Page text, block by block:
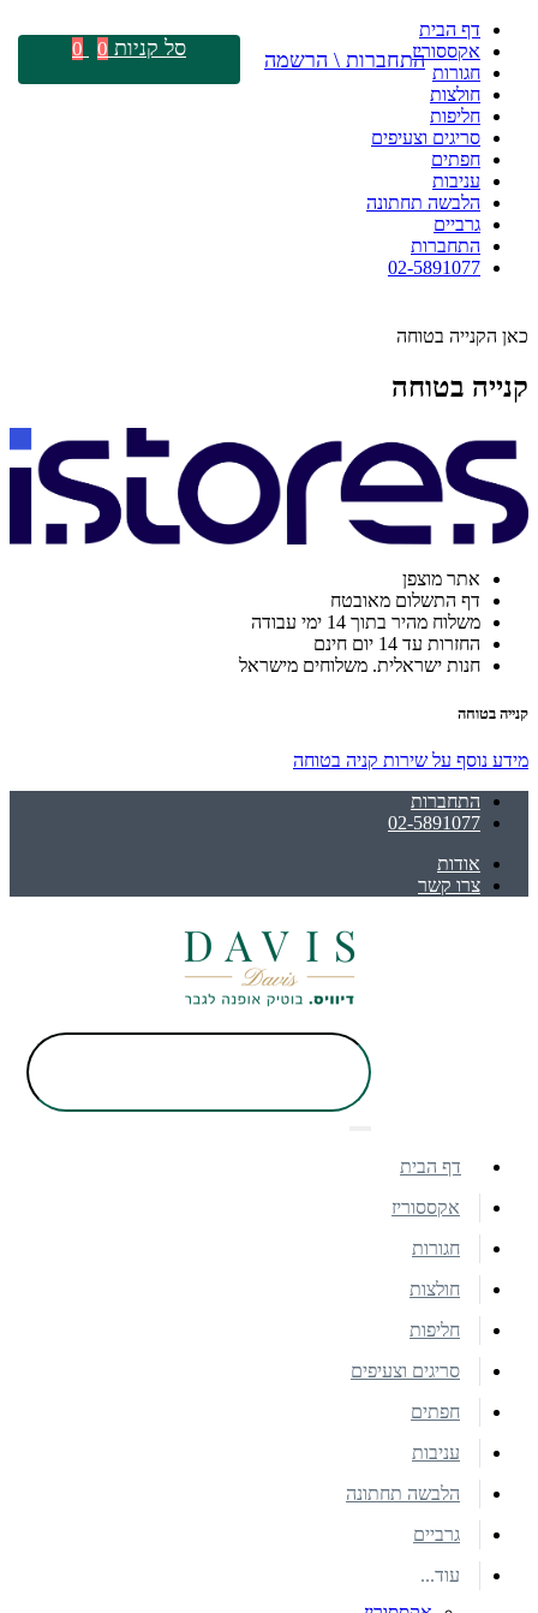
דף הבית
אקססוריז
חגורות
חולצות
חליפות
סריגים וצעיפים
חפתים
עניבות
הלבשה תחתונה
גרביים
התחברות
02-5891077
כאן הקנייה בטוחה
קנייה בטוחה
אתר מוצפן
דף התשלום מאובטח
משלוח מהיר בתוך 14 ימי עבודה
החזרות עד 14 יום חינם
חנות ישראלית. משלוחים מישראל
קנייה בטוחה
מידע נוסף על שירות קניה בטוחה
התחברות
02-5891077
אודות
צרו קשר
התחברות \ הרשמה סל קניות 0
0
דף הבית
אקססוריז
חגורות
חולצות
חליפות
סריגים וצעיפים
חפתים
עניבות
הלבשה תחתונה
גרביים
עוד...